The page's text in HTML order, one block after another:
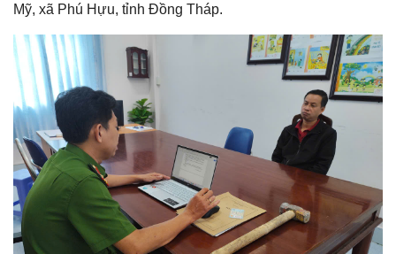
Mỹ, xã Phú Hựu, tỉnh Đồng Tháp.